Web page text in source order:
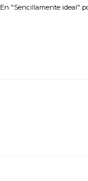
En "Sencillamente ideal"